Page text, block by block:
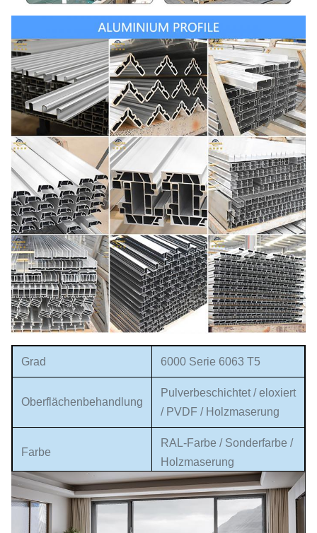
Grad 6000 Serie 6063 T5
Oberflächenbehandlung
Pulverbeschichtet / eloxiert
/ PVDF / Holzmaserung
Farbe
RAL-Farbe / Sonderfarbe /
Holzmaserung
Legen Sie für jedes Stück
EP-Papier ein und